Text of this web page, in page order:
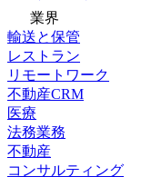
業界
輸送と保管
レストラン
リモートワーク
不動産CRM
医療
法務業務
不動産
コンサルティング